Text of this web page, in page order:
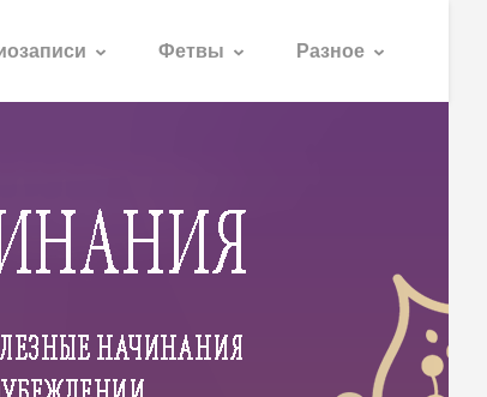
Фетвы Разное